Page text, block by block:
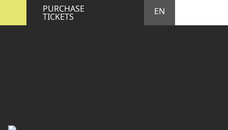
PURCHASE
TICKETS EN